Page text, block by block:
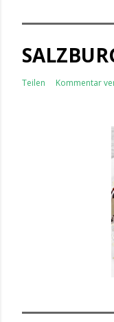
Teilen Kommentar